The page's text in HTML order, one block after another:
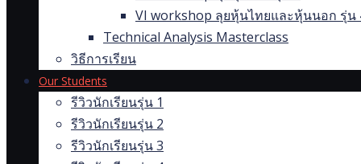
VI workshop ลุยหุ้นไทยและหุ้นนอก รุ่น
Technical Analysis Masterclass
วิธีการเรียน
Our Students
รีวิวนักเรียนรุ่น 1
รีวิวนักเรียนรุ่น 2
รีวิวนักเรียนรุ่น 3